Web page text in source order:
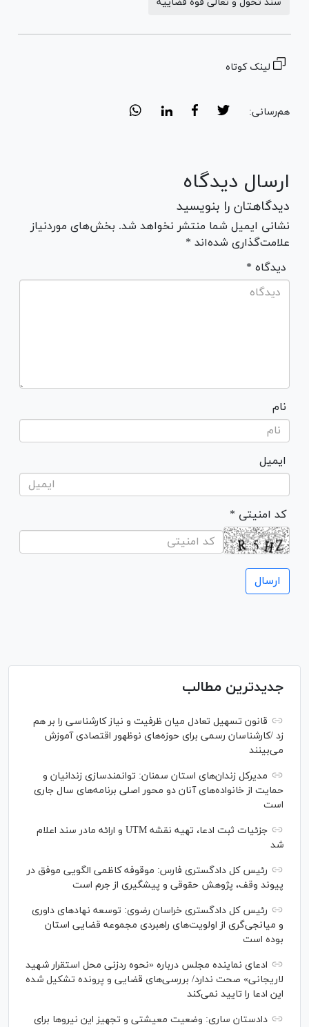
لینک کوتاه
هم‌رسانی:
ارسال دیدگاه
دیدگاهتان را بنویسید
نشانی ایمیل شما منتشر نخواهد شد. بخش‌های موردنیاز
علامت‌گذاری شده‌اند *
* دیدگاه
نام
ایمیل
* کد امنیتی
جدیدترین مطالب
قانون تسهیل تعادل میان ظرفیت و نیاز کارشناسی را بر هم
زد /کارشناسان رسمی برای حوزه‌های نوظهور اقتصادی آموزش
می‌بینند
مدیرکل زندان‌های استان سمنان: توانمندسازی زندانیان و
حمایت از خانواده‌های آنان دو محور اصلی برنامه‌های سال جاری
است
جزئیات ثبت ادعا، تهیه نقشه UTM و ارائه مادر سند اعلام
شد
رئیس کل دادگستری فارس: موقوفه کاظمی الگویی موفق در
پیوند وقف، پژوهش حقوقی و پیشگیری از جرم است
رئیس کل دادگستری خراسان رضوی: توسعه نهاد‌های داوری
و میانجی‌گری از اولویت‌های راهبردی مجموعه قضایی استان
بوده است
ادعای نماینده مجلس درباره «نحوه ردزنی محل استقرار شهید
لاریجانی» صحت ندارد/ بررسی‌های قضایی و پرونده تشکیل شده
این ادعا را تایید نمی‌کند
دادستان ساری: وضعیت معیشتی و تجهیز این نیرو‌ها برای